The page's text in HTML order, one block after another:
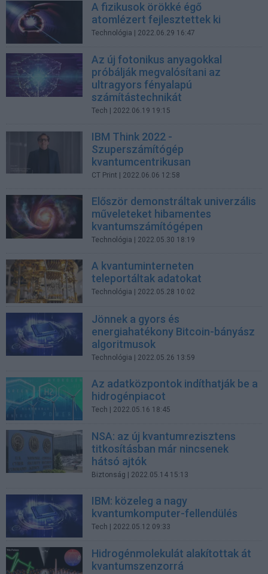
A fizikusok örökké égő
atomlézert fejlesztettek ki
Technológia | 2022.06.29 16:47
Az új fotonikus anyagokkal
próbálják megvalósítani az
ultragyors fényalapú
számítástechnikát
Tech | 2022.06.19 19:15
IBM Think 2022 -
Szuperszámítógép
kvantumcentrikusan
CT Print | 2022.06.06 12:58
Először demonstráltak univerzális
műveleteket hibamentes
kvantumszámítógépen
Technológia | 2022.05.30 18:19
A kvantuminterneten
teleportáltak adatokat
Technológia | 2022.05.28 10:02
Jönnek a gyors és
energiahatékony Bitcoin-bányász
algoritmusok
Technológia | 2022.05.26 13:59
Az adatközpontok indíthatják be a
hidrogénpiacot
Tech | 2022.05.16 18:45
NSA: az új kvantumrezisztens
titkosításban már nincsenek
hátsó ajtók
Biztonság | 2022.05.14 15:13
IBM: közeleg a nagy
kvantumkomputer-fellendülés
Tech | 2022.05.12 09:33
Hidrogénmolekulát alakítottak át
kvantumszenzorrá